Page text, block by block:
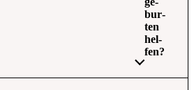
bur­
ten
hel­
fen?